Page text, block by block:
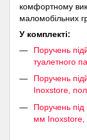
комфортному
маломобільних
У комплекті:
Поручень
туалетного
Поручень
Inoxstore,
Поручень
мм Inoxstore,